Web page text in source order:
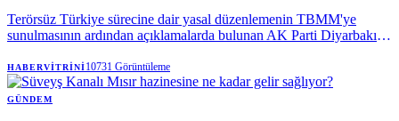
Terörsüz Türkiye sürecine dair yasal düzenlemenin TBMM'ye
sunulmasının ardından açıklamalarda bulunan AK Parti Diyarbakır
için tüm teknik altyapının hazır olduğunu ifade etti. Ensarioğlu,
tamamen silah bırakılmasına ilişkin öngörülen tarihi açıkladı.
HABERVITRINI10731 Görüntüleme
GÜNDEM